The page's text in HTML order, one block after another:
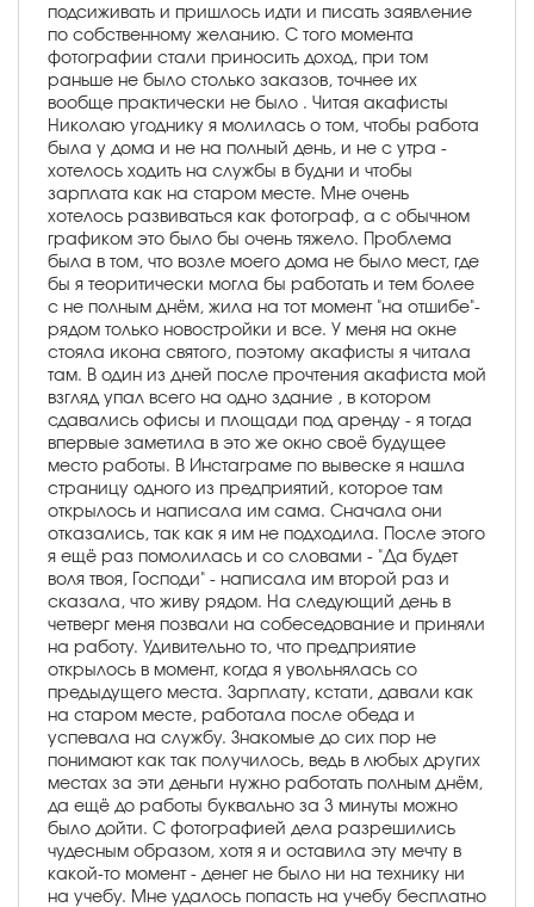
подсиживать и пришлось идти и писать заявление
по собственному желанию. С того момента
фотографии стали приносить доход, при том
раньше не было столько заказов, точнее их
вообще практически не было . Читая акафисты
Николаю угоднику я молилась о том, чтобы работа
была у дома и не на полный день, и не с утра -
хотелось ходить на службы в будни и чтобы
зарплата как на старом месте. Мне очень
хотелось развиваться как фотограф, а с обычном
графиком это было бы очень тяжело. Проблема
была в том, что возле моего дома не было мест, где
бы я теоритически могла бы работать и тем более
с не полным днём, жила на тот момент "на отшибе"-
рядом только новостройки и все. У меня на окне
стояла икона святого, поэтому акафисты я читала
там. В один из дней после прочтения акафиста мой
взгляд упал всего на одно здание , в котором
сдавались офисы и площади под аренду - я тогда
впервые заметила в это же окно своё будущее
место работы. В Инстаграме по вывеске я нашла
страницу одного из предприятий, которое там
открылось и написала им сама. Сначала они
отказались, так как я им не подходила. После этого
я ещё раз помолилась и со словами - "Да будет
воля твоя, Господи" - написала им второй раз и
сказала, что живу рядом. На следующий день в
четверг меня позвали на собеседование и приняли
на работу. Удивительно то, что предприятие
открылось в момент, когда я увольнялась со
предыдущего места. Зарплату, кстати, давали как
на старом месте, работала после обеда и
успевала на службу. Знакомые до сих пор не
понимают как так получилось, ведь в любых других
местах за эти деньги нужно работать полным днём,
да ещё до работы буквально за 3 минуты можно
было дойти. С фотографией дела разрешились
чудесным образом, хотя я и оставила эту мечту в
какой-то момент - денег не было ни на технику ни
на учебу. Мне удалось попасть на учебу бесплатно